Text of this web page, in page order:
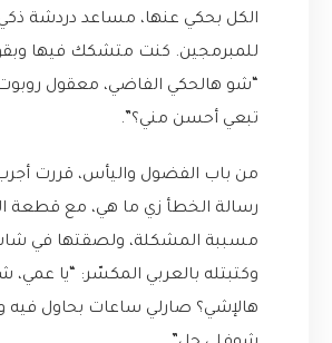
الكل بحكي عنها، مساعد دردشة
للمبرمجين. كنت متشكك فيها
“شو هالحكي الفاضي، معقول
تبعي أحسن مني؟”.
من باب الفضول واليأس، قررت
رسالة الخطأ زي ما هي، مع قطعة
مسببة المشكلة، ولصقتها في
وكتبتله بالعربي المكسّر: “يا
هالإشي؟ صارلي ساعات بحاول